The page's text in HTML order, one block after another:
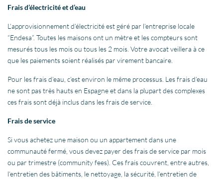
Frais d’électricité et d’eau
L’approvisionnement d’électricité est géré par l’entreprise locale
“Endesa”. Toutes les maisons ont un mètre et les compteurs sont
mesurés tous les mois ou tous les 2 mois. Votre avocat veillera à ce
que les paiements soient réalisés par virement bancaire.
Pour les frais d’eau, c’est environ le même processus. Les frais d’eau
ne sont pas très hauts en Espagne et dans la plupart des complexes
ces frais sont déjà inclus dans les frais de service.
Frais de service
Si vous achetez une maison ou un appartement dans une
communauté fermé, vous devez payer des frais de service par mois
ou par trimestre (community fees). Ces frais couvrent, entre autres,
l’entretien des bâtiments, le nettoyage, la sécurité, l’entretien de